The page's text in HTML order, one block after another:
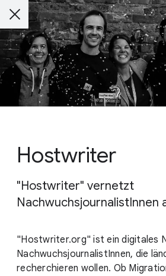
Hostwriter
"Hostwriter" vernetzt
NachwuchsjournalistInnen
"Hostwriter.org" ist ein digitales
NachwuchsjournalistInnen, die
recherchieren wollen. Ob